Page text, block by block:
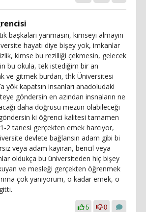
başkaları yanmasın, kimseyi almayın
hayatı diye bişey yok, imkanlar
kimse bu rezilliği çekmesin, gelecek
bu okula, tek istediğim bir an
ve gitmek burdan, thk Üniversitesi
yök kapatsın insanları anadoludaki
göndersin en azından insnaların ne
daha doğrusu mezun olabileceği
ki öğrenci kalitesi tamamen
2 tanesi gerçekten emek harcıyor,
devlete bağlansın adam gibi bi
veya adam kayıran, bencil veya
oldukça bu üniversiteden hiç bişey
ve mesleği gerçekten öğrenmek
çok yanıyorum, o kadar emek, o
5 0